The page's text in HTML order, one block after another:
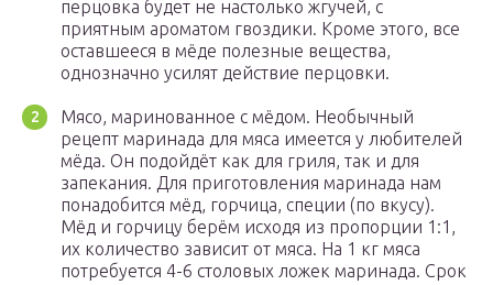
перцовка будет не настолько жгучей, с
приятным ароматом гвоздики. Кроме этого, все
оставшееся в мёде полезные вещества,
однозначно усилят действие перцовки.
Мясо, маринованное с мёдом. Необычный
рецепт маринада для мяса имеется у любителей
мёда. Он подойдёт как для гриля, так и для
запекания. Для приготовления маринада нам
понадобится мёд, горчица, специи (по вкусу).
Мёд и горчицу берём исходя из пропорции 1:1,
их количество зависит от мяса. На 1 кг мяса
потребуется 4-6 столовых ложек маринада. Срок